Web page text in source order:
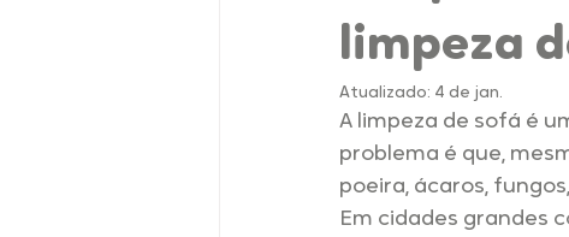
limpeza
Atualizado: 4 de jan.
A limpeza de sofá é
problema é que,
poeira, ácaros,
Em cidades grandes